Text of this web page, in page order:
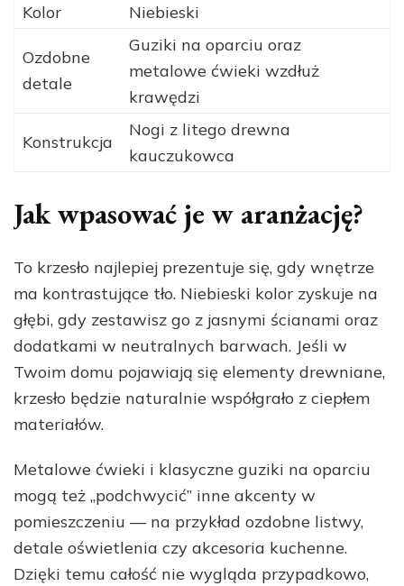
Kolor
Niebieski
Ozdobne
detale
Guziki na oparciu oraz
metalowe ćwieki wzdłuż
krawędzi
Konstrukcja
Nogi z litego drewna
kauczukowca
Jak wpasować je w aranżację?
To krzesło najlepiej prezentuje się, gdy wnętrze
ma kontrastujące tło. Niebieski kolor zyskuje na
głębi, gdy zestawisz go z jasnymi ścianami oraz
dodatkami w neutralnych barwach. Jeśli w
Twoim domu pojawiają się elementy drewniane,
krzesło będzie naturalnie współgrało z ciepłem
materiałów.
Metalowe ćwieki i klasyczne guziki na oparciu
mogą też „podchwycić” inne akcenty w
pomieszczeniu — na przykład ozdobne listwy,
detale oświetlenia czy akcesoria kuchenne.
Dzięki temu całość nie wygląda przypadkowo,